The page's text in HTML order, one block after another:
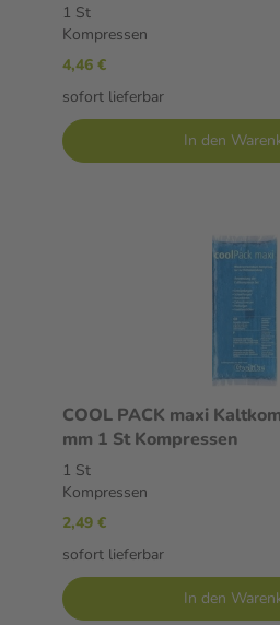
1 St
Kompressen
4,46 €
sofort lieferbar
In den
COOL PACK maxi
mm 1 St Kompressen
1 St
Kompressen
2,49 €
sofort lieferbar
In den